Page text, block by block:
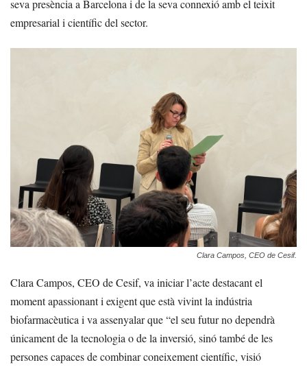
seva presència a Barcelona i de la seva connexió amb el teixit
empresarial i científic del sector.
Clara Campos, CEO de Cesif.
Clara Campos, CEO de Cesif, va iniciar l’acte destacant el
moment apassionant i exigent que està vivint la indústria
biofarmacèutica i va assenyalar que “el seu futur no dependrà
únicament de la tecnologia o de la inversió, sinó també de les
persones capaces de combinar coneixement científic, visió